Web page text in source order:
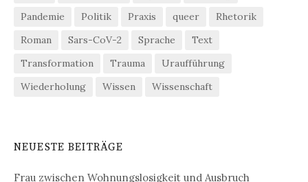
Pandemie
Politik Praxis queer
Rhetorik
Roman
Sars-CoV-2 Sprache
Text
Transformation
Trauma
Uraufführung
Wiederholung
Wissen Wissenschaft
NEUESTE BEITRÄGE
Frau zwischen Wohnungslosigkeit und Ausbruch